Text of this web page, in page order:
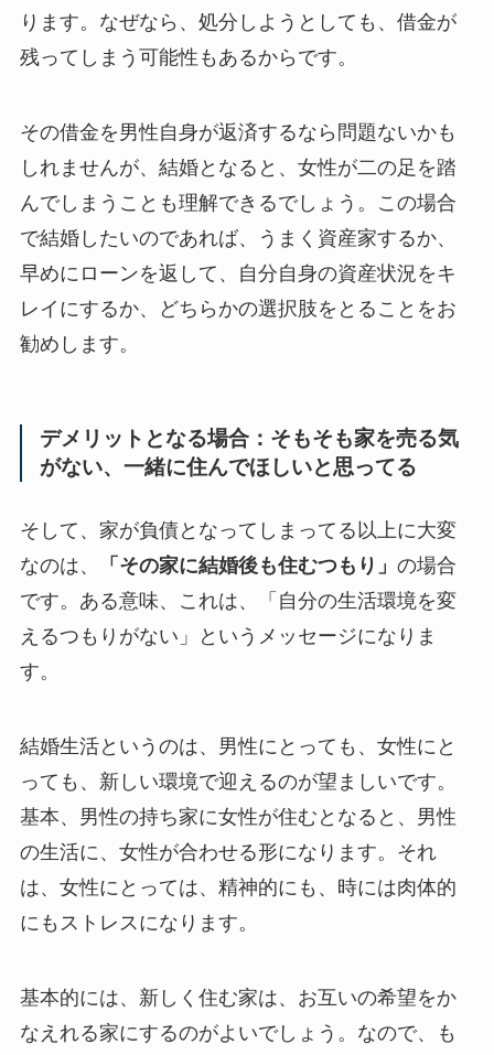
ります。なぜなら、処分しようとしても、借金が
残ってしまう可能性もあるからです。
その借金を男性自身が返済するなら問題ないかも
しれませんが、結婚となると、女性が二の足を踏
んでしまうことも理解できるでしょう。この場合
で結婚したいのであれば、うまく資産家するか、
早めにローンを返して、自分自身の資産状況をキ
レイにするか、どちらかの選択肢をとることをお
勧めします。
デメリットとなる場合：そもそも家を売る気
がない、一緒に住んでほしいと思ってる
そして、家が負債となってしまってる以上に大変
なのは、
「その家に結婚後も住むつもり」 の場合
です。ある意味、これは、「自分の生活環境を変
えるつもりがない」というメッセージになりま
す。
結婚生活というのは、男性にとっても、女性にと
っても、新しい環境で迎えるのが望ましいです。
基本、男性の持ち家に女性が住むとなると、男性
の生活に、女性が合わせる形になります。それ
は、女性にとっては、精神的にも、時には肉体的
にもストレスになります。
基本的には、新しく住む家は、お互いの希望をか
なえれる家にするのがよいでしょう。なので、も